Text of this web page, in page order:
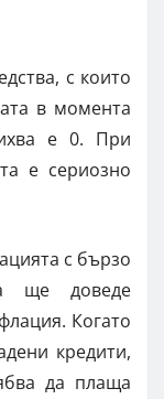
с които
в момента
е 0. При
е сериозно
с бързо
ще доведе
Когато
кредити,
да плаща